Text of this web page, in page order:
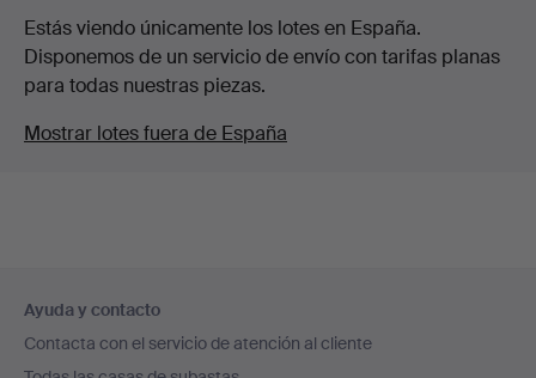
Estás viendo únicamente los lotes en España.
Disponemos de un servicio de envío con tarifas planas
para todas nuestras piezas.
Mostrar lotes fuera de España
en
el
Ayuda y contacto
Contacta con el servicio de atención al cliente